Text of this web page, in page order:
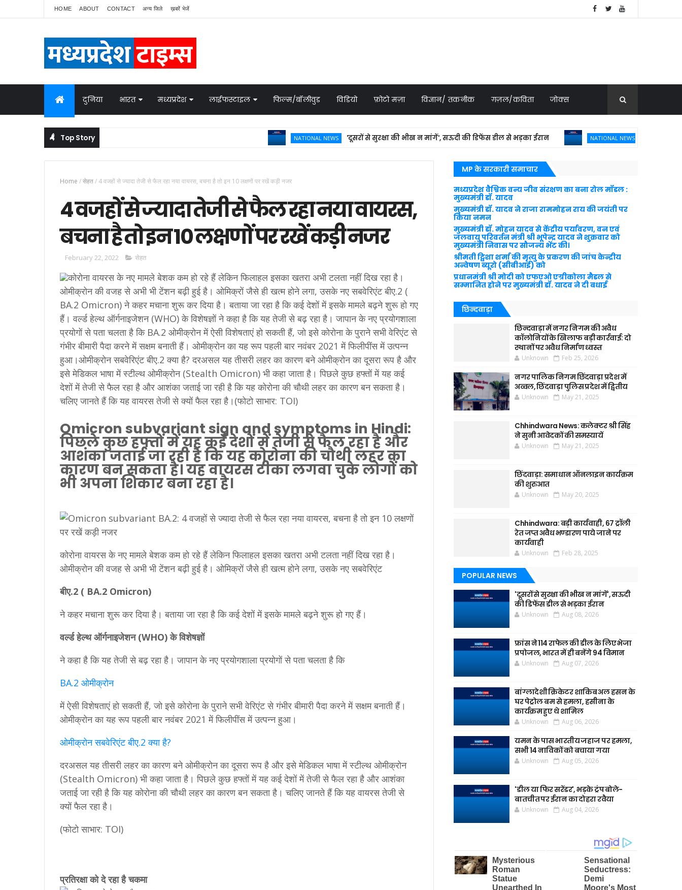
HOME ABOUT CONTACT अन्य जिले ख़बरें भेजें
दुनिया भारत मध्यप्रदेश लाईफस्टाइल फिल्म/बॉलीवुड विडियो फ़ोटो मज़ा विज्ञान/ तकनीक ग़ज़ल/कविता जोक्स
Top Story NATIONAL NEWS 'दूसरों से सुरक्षा की भीख न मांगें', सऊदी की डिफेंस डील से भड़का ईरान NATIONAL NEWS फ्रांस ने 114 राफेल
Home /सेहत/ 4 वजहों से ज्यादा तेजी से फैल रहा नया वायरस, बचना है तो इन 10 लक्षणों पर रखें कड़ी नजर
4 वजहों से ज्यादा तेजी से फैल रहा नया वायरस,
बचना है तो इन 10 लक्षणों पर रखें कड़ी नजर
February 22, 2022 सेहत
कोरोना वायरस के नए मामले बेशक कम हो रहे हैं लेकिन फिलाहल इसका खतरा अभी टलता नहीं दिख रहा है।
ओमीक्रोन की वजह से अभी भी टेंशन बढ़ी हुई है। ओमिक्रों जैसे ही खत्म होने लगा, उसके नए सबवेरिएंट बीए.2 (
BA.2 Omicron) ने कहर मचाना शुरू कर दिया है। बताया जा रहा है कि कई देशों में इसके मामले बढ़ने शुरू हो गए
हैं। वर्ल्ड हेल्थ ऑर्गनाइजेशन (WHO) के विशेषज्ञों ने कहा है कि यह तेजी से बढ़ रहा है। जापान के नए प्रयोगशाला
प्रयोगों से पता चलता है कि BA.2 ओमीक्रोन में ऐसी विशेषताएं हो सकती हैं, जो इसे कोरोना के पुराने सभी वेरिएंट से
गंभीर बीमारी पैदा करने में सक्षम बनाती हैं। ओमीक्रोन का यह रूप पहली बार नवंबर 2021 में फिलीपींस में उत्पन्न
हुआ।ओमीक्रोन सबवेरिएंट बीए.2 क्या है? दरअसल यह तीसरी लहर का कारण बने ओमीक्रोन का दूसरा रूप है और
इसे मेडिकल भाषा में स्टील्थ ओमीक्रोन (Stealth Omicron) भी कहा जाता है। पिछले कुछ हफ्तों में यह कई
देशों में तेजी से फैल रहा है और आशंका जताई जा रही है कि यह कोरोना की चौथी लहर का कारण बन सकता है।
चलिए जानते हैं कि यह वायरस तेजी से क्यों फैल रहा है।(फोटो साभार: TOI)
Omicron subvariant sign and symptoms in Hindi:
पिछले कुछ हफ्तों में यह कई देशों में तेजी से फैल रहा है और
आशंका जताई जा रही है कि यह कोरोना की चौथी लहर का
कारण बन सकता है। यह वायरस टीका लगवा चुके लोगों को
भी अपना शिकार बना रहा है।
कोरोना वायरस के नए मामले बेशक कम हो रहे हैं लेकिन फिलाहल इसका खतरा अभी टलता नहीं दिख रहा है।
ओमीक्रोन की वजह से अभी भी टेंशन बढ़ी हुई है। ओमिक्रों जैसे ही खत्म होने लगा, उसके नए सबवेरिएंट
बीए.2 ( BA.2 Omicron)
ने कहर मचाना शुरू कर दिया है। बताया जा रहा है कि कई देशों में इसके मामले बढ़ने शुरू हो गए हैं।
वर्ल्ड हेल्थ ऑर्गनाइजेशन (WHO) के विशेषज्ञों
ने कहा है कि यह तेजी से बढ़ रहा है। जापान के नए प्रयोगशाला प्रयोगों से पता चलता है कि
BA.2 ओमीक्रोन
में ऐसी विशेषताएं हो सकती हैं, जो इसे कोरोना के पुराने सभी वेरिएंट से गंभीर बीमारी पैदा करने में सक्षम बनाती हैं।
ओमीक्रोन का यह रूप पहली बार नवंबर 2021 में फिलीपींस में उत्पन्न हुआ।
ओमीक्रोन सबवेरिएंट बीए.2 क्या है?
दरअसल यह तीसरी लहर का कारण बने ओमीक्रोन का दूसरा रूप है और इसे मेडिकल भाषा में स्टील्थ ओमीक्रोन
(Stealth Omicron) भी कहा जाता है। पिछले कुछ हफ्तों में यह कई देशों में तेजी से फैल रहा है और आशंका
जताई जा रही है कि यह कोरोना की चौथी लहर का कारण बन सकता है। चलिए जानते हैं कि यह वायरस तेजी से
क्यों फैल रहा है।
(फोटो साभार: TOI)
प्रतिरक्षा को दे रहा है चकमा
MP के सरकारी समाचार
मध्यप्रदेश वैश्विक वन्य जीव संरक्षण का बना रोल मॉडल :
मुख्यमंत्री डॉ. यादव
मुख्यमंत्री डॉ. यादव ने राजा राममोहन राय की जयंती पर
किया नमन
मुख्यमंत्री डॉ. मोहन यादव से केंद्रीय पर्यावरण, वन एवं
जलवायु परिवर्तन मंत्री श्री भूपेन्द्र यादव ने शुक्रवार को
मुख्यमंत्री निवास पर सौजन्य भेंट की।
श्रीमती ट्विशा शर्मा की मृत्यु के प्रकरण की जांच केन्द्रीय
अन्वेषण ब्यूरो (सीबीआई) को
प्रधानमंत्री श्री मोदी को एफएओ एग्रीकोला मैडल से
सम्मानित होने पर मुख्यमंत्री डॉ. यादव ने दी बधाई
छिन्दवाड़ा
छिन्दवाड़ा में नगर निगम की अवैध
कॉलोनियों के खिलाफ बड़ी कार्रवाई: दो
स्थानों पर अवैध निर्माण ध्वस्त
Unknown Feb 25, 2026
नगर पालिक निगम छिंदवाड़ा प्रदेश में
अव्वल, छिंदवाड़ा पुलिस प्रदेश में द्वितीय
Unknown May 21, 2025
Chhindwara News: कलेक्टर श्री सिंह
ने सुनी आवेदकों की समस्यायें
Unknown May 21, 2025
छिंदवाड़ा: समाधान ऑनलाइन कार्यक्रम
की शुरुआत
Unknown May 20, 2025
Chhindwara: बड़ी कार्यवाही, 67 ट्रॉली
रेत जप्त अवैध भण्डारण पाये जाने पर
कार्यवाही
Unknown Feb 28, 2025
POPULAR NEWS
'दूसरों से सुरक्षा की भीख न मांगें', सऊदी
की डिफेंस डील से भड़का ईरान
Unknown Aug 08, 2026
फ्रांस ने 114 राफेल की डील के लिए भेजा
प्रपोजल, भारत में ही बनेंगे 94 विमान
Unknown Aug 07, 2026
बांग्लादेशी क्रिकेटर शाकिब अल हसन के
घर पेट्रोल बम से हमला, हसीना के
कार्यक्रम हुए थे शामिल
Unknown Aug 06, 2026
यमन के पास भारतीय जहाज पर हमला,
सभी 14 नाविकों को बचाया गया
Unknown Aug 05, 2026
'डील या फिर सरेंडर', भड़के ट्रंप बोले-
बातचीत पर ईरान का दोहरा रवैया
Unknown Aug 04, 2026